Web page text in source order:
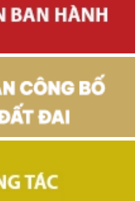
Thị Kiều Oanh;
Hồ, tỉnh Đắk Lắk đang
sơ mất Giấy chứng nhận
Châu và bà Nguyễn Thị
tỉnh Đắk Lắk
quyền sử dụng đất, tài sản
và ông Lê Đình Hậu sử